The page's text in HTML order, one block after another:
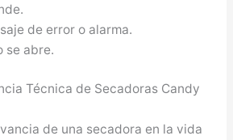
de error o alarma.
se abre.
Técnica de Secadoras Candy
de una secadora en la vida